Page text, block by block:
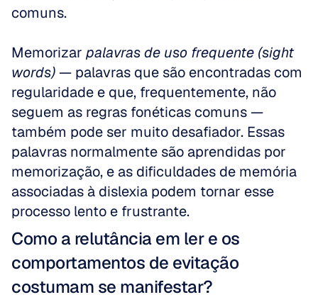
comuns.
Memorizar palavras de uso frequente (sight
words) — palavras que são encontradas com
regularidade e que, frequentemente, não
seguem as regras fonéticas comuns —
também pode ser muito desafiador. Essas
palavras normalmente são aprendidas por
memorização, e as dificuldades de memória
associadas à dislexia podem tornar esse
processo lento e frustrante.
Como a relutância em ler e os
comportamentos de evitação
costumam se manifestar?